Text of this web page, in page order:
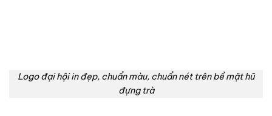
Logo đại hội in đẹp, chuẩn màu, chuẩn nét trên bề mặt hũ
đựng trà